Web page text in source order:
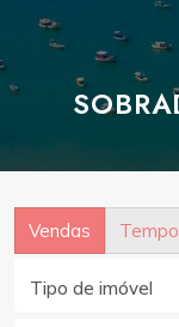
Vendas
Tipo de imóvel